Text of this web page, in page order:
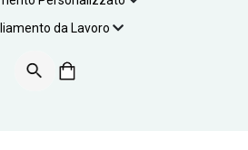
da Lavoro